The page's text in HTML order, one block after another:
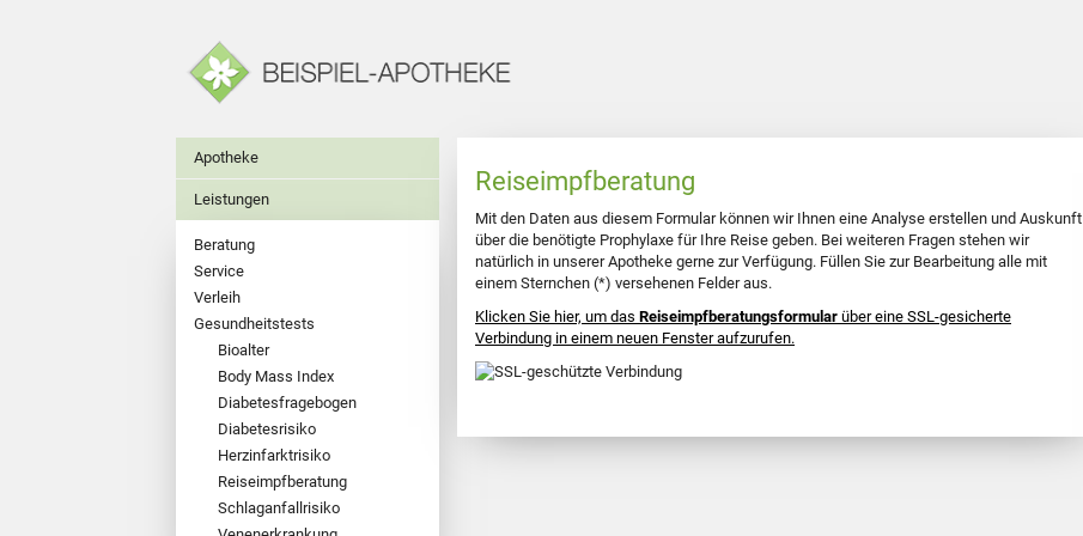
Apotheke
Leistungen
Beratung
Service
Verleih
Gesundheitstests
Bioalter
Body Mass Index
Diabetesfragebogen
Diabetesrisiko
Herzinfarktrisiko
Reiseimpfberatung
Schlaganfallrisiko
Reiseimpfberatung
Mit den Daten aus diesem Formular können wir Ihnen eine Analyse erstellen und Auskunft
über die benötigte Prophylaxe für Ihre Reise geben. Bei weiteren Fragen stehen wir
natürlich in unserer Apotheke gerne zur Verfügung. Füllen Sie zur Bearbeitung alle mit
einem Sternchen (*) versehenen Felder aus.
Klicken Sie hier, um das Reiseimpfberatungsformular über eine SSL-gesicherte
Verbindung in einem neuen Fenster aufzurufen.